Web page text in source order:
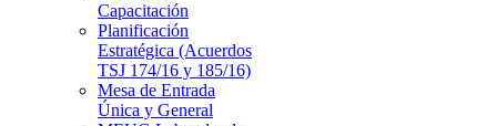
Capacitación
Planificación
Estratégica (Acuerdos
TSJ 174/16 y 185/16)
Mesa de Entrada
Única y General